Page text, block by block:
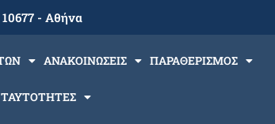
- Αθήνα
ΑΝΑΚΟΙΝΩΣΕΙΣ ΠΑΡΑΘΕΡΙΣΜΟΣ
ΤΑΥΤΟΤΗΤΕΣ